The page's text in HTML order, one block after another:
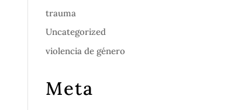
trauma
Uncategorized
violencia de género
Meta